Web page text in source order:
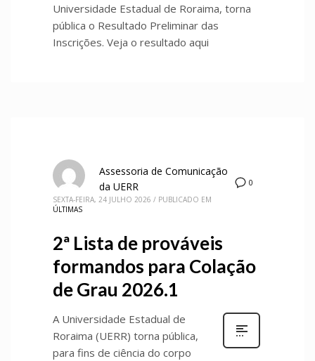
Universidade Estadual de Roraima, torna
pública o Resultado Preliminar das
Inscrições. Veja o resultado aqui
0
Assessoria de Comunicação
da UERR
SEXTA-FEIRA, 24 JULHO 2026 / PUBLICADO EM
ÚLTIMAS
2ª Lista de prováveis
formandos para Colação
de Grau 2026.1
A Universidade Estadual de
Roraima (UERR) torna pública,
para fins de ciência do corpo